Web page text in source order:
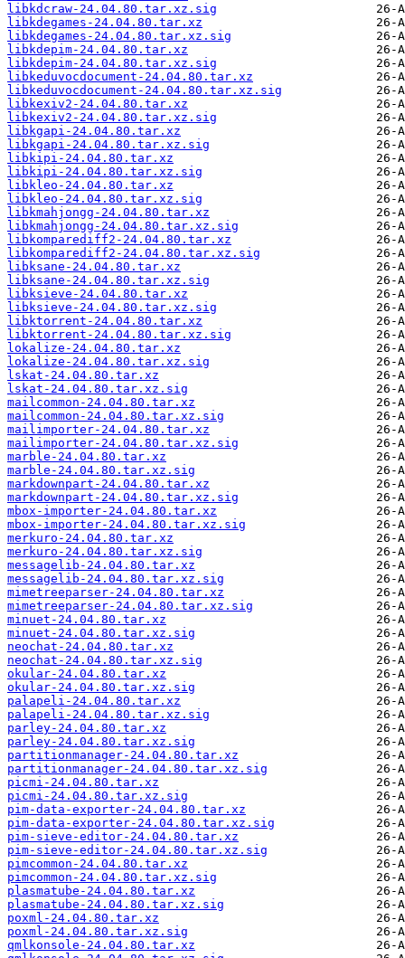
libkdcraw-24.04.80.tar.xz.sig
libkdegames-24.04.80.tar.xz
libkdegames-24.04.80.tar.xz.sig
libkdepim-24.04.80.tar.xz
libkdepim-24.04.80.tar.xz.sig
libkeduvocdocument-24.04.80.tar.xz
libkeduvocdocument-24.04.80.tar.xz.sig
libkexiv2-24.04.80.tar.xz
libkexiv2-24.04.80.tar.xz.sig
libkgapi-24.04.80.tar.xz
libkgapi-24.04.80.tar.xz.sig
libkipi-24.04.80.tar.xz
libkipi-24.04.80.tar.xz.sig
libkleo-24.04.80.tar.xz
libkleo-24.04.80.tar.xz.sig
libkmahjongg-24.04.80.tar.xz
libkmahjongg-24.04.80.tar.xz.sig
libkomparediff2-24.04.80.tar.xz
libkomparediff2-24.04.80.tar.xz.sig
libksane-24.04.80.tar.xz
libksane-24.04.80.tar.xz.sig
libksieve-24.04.80.tar.xz
libksieve-24.04.80.tar.xz.sig
libktorrent-24.04.80.tar.xz
libktorrent-24.04.80.tar.xz.sig
lokalize-24.04.80.tar.xz
lokalize-24.04.80.tar.xz.sig
lskat-24.04.80.tar.xz
lskat-24.04.80.tar.xz.sig
mailcommon-24.04.80.tar.xz
mailcommon-24.04.80.tar.xz.sig
mailimporter-24.04.80.tar.xz
mailimporter-24.04.80.tar.xz.sig
marble-24.04.80.tar.xz
marble-24.04.80.tar.xz.sig
markdownpart-24.04.80.tar.xz
markdownpart-24.04.80.tar.xz.sig
mbox-importer-24.04.80.tar.xz
mbox-importer-24.04.80.tar.xz.sig
merkuro-24.04.80.tar.xz
merkuro-24.04.80.tar.xz.sig
messagelib-24.04.80.tar.xz
messagelib-24.04.80.tar.xz.sig
mimetreeparser-24.04.80.tar.xz
mimetreeparser-24.04.80.tar.xz.sig
minuet-24.04.80.tar.xz
minuet-24.04.80.tar.xz.sig
neochat-24.04.80.tar.xz
neochat-24.04.80.tar.xz.sig
okular-24.04.80.tar.xz
okular-24.04.80.tar.xz.sig
palapeli-24.04.80.tar.xz
palapeli-24.04.80.tar.xz.sig
parley-24.04.80.tar.xz
parley-24.04.80.tar.xz.sig
partitionmanager-24.04.80.tar.xz
partitionmanager-24.04.80.tar.xz.sig
picmi-24.04.80.tar.xz
picmi-24.04.80.tar.xz.sig
pim-data-exporter-24.04.80.tar.xz
pim-data-exporter-24.04.80.tar.xz.sig
pim-sieve-editor-24.04.80.tar.xz
pim-sieve-editor-24.04.80.tar.xz.sig
pimcommon-24.04.80.tar.xz
pimcommon-24.04.80.tar.xz.sig
plasmatube-24.04.80.tar.xz
plasmatube-24.04.80.tar.xz.sig
poxml-24.04.80.tar.xz
poxml-24.04.80.tar.xz.sig
qmlkonsole-24.04.80.tar.xz